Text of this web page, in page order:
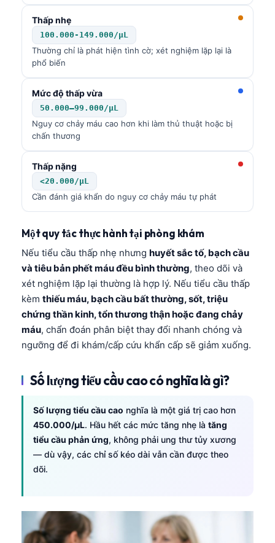
Thấp nhẹ
100.000-149.000/µL
Thường chỉ là phát hiện tình cờ; xét nghiệm lặp lại là
phổ biến
Mức độ thấp vừa
50.000–99.000/µL
Nguy cơ chảy máu cao hơn khi làm thủ thuật hoặc bị
chấn thương
Thấp nặng
<20.000/µL
Cần đánh giá khẩn do nguy cơ chảy máu tự phát
Một quy tắc thực hành tại phòng khám
Nếu tiểu cầu thấp nhẹ nhưng huyết sắc tố, bạch cầu
và tiêu bản phết máu đều bình thường, theo dõi và
xét nghiệm lặp lại thường là hợp lý. Nếu tiểu cầu thấp
kèm thiếu máu, bạch cầu bất thường, sốt, triệu
chứng thần kinh, tổn thương thận hoặc đang chảy
máu, chẩn đoán phân biệt thay đổi nhanh chóng và
ngưỡng để đi khám/cấp cứu khẩn cấp sẽ giảm xuống.
Số lượng tiểu cầu cao có nghĩa là gì?
Số lượng tiểu cầu cao nghĩa là một giá trị cao hơn
450.000/µL. Hầu hết các mức tăng nhẹ là tăng
tiểu cầu phản ứng, không phải ung thư tủy xương
— dù vậy, các chỉ số kéo dài vẫn cần được theo
dõi.